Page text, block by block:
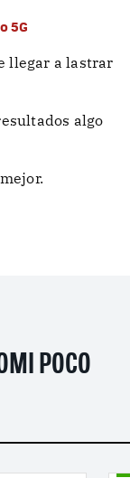
5G
llegar a lastrar
algo
POCO